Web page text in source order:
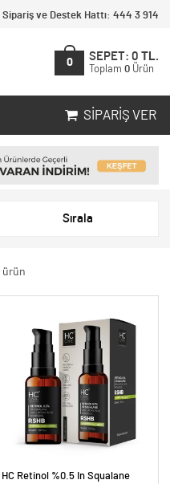
Sipariş ve Destek Hattı: 444 3 914
0
SEPET: 0 TL.
Toplam 0 Ürün
SIPARIŞ VER
Sırala
ürün
HC Retinol %0.5 In Squalane